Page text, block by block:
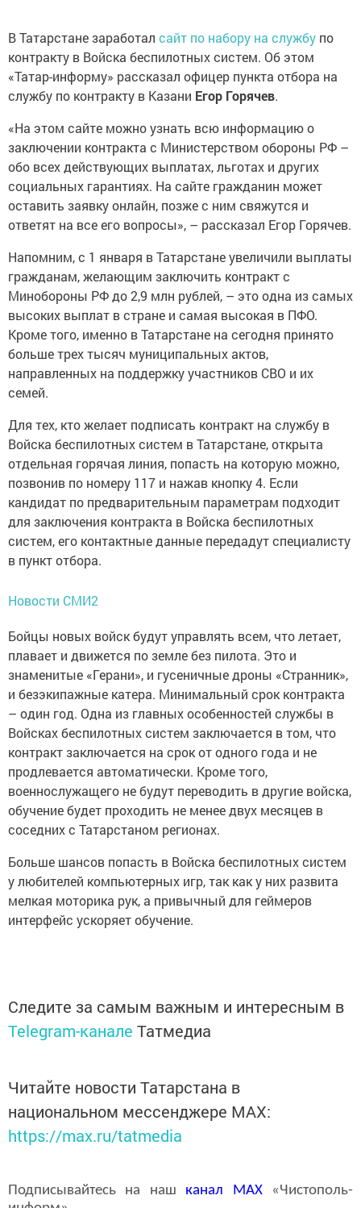
В Татарстане заработал сайт по набору на службу по
контракту в Войска беспилотных систем. Об этом
«Татар-информу» рассказал офицер пункта отбора на
службу по контракту в Казани Егор Горячев.
«На этом сайте можно узнать всю информацию о
заключении контракта с Министерством обороны РФ –
обо всех действующих выплатах, льготах и других
социальных гарантиях. На сайте гражданин может
оставить заявку онлайн, позже с ним свяжутся и
ответят на все его вопросы», – рассказал Егор Горячев.
Напомним, с 1 января в Татарстане увеличили выплаты
гражданам, желающим заключить контракт с
Минобороны РФ до 2,9 млн рублей, – это одна из самых
высоких выплат в стране и самая высокая в ПФО.
Кроме того, именно в Татарстане на сегодня принято
больше трех тысяч муниципальных актов,
направленных на поддержку участников СВО и их
семей.
Для тех, кто желает подписать контракт на службу в
Войска беспилотных систем в Татарстане, открыта
отдельная горячая линия, попасть на которую можно,
позвонив по номеру 117 и нажав кнопку 4. Если
кандидат по предварительным параметрам подходит
для заключения контракта в Войска беспилотных
систем, его контактные данные передадут специалисту
в пункт отбора.
Новости СМИ2
Бойцы новых войск будут управлять всем, что летает,
плавает и движется по земле без пилота. Это и
знаменитые «Герани», и гусеничные дроны «Странник»,
и безэкипажные катера. Минимальный срок контракта
– один год. Одна из главных особенностей службы в
Войсках беспилотных систем заключается в том, что
контракт заключается на срок от одного года и не
продлевается автоматически. Кроме того,
военнослужащего не будут переводить в другие войска,
обучение будет проходить не менее двух месяцев в
соседних с Татарстаном регионах.
Больше шансов попасть в Войска беспилотных систем
у любителей компьютерных игр, так как у них развита
мелкая моторика рук, а привычный для геймеров
интерфейс ускоряет обучение.
Следите за самым важным и интересным в
Telegram-канале Татмедиа
Читайте новости Татарстана в
национальном мессенджере MАХ:
https://max.ru/tatmedia
Подписывайтесь на наш канал MAX«Чистополь-